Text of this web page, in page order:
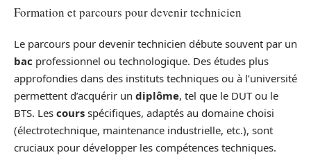
Formation et parcours pour devenir technicien
Le parcours pour devenir technicien débute souvent par un
bac professionnel ou technologique. Des études plus
approfondies dans des instituts techniques ou à l’université
permettent d’acquérir un diplôme, tel que le DUT ou le
BTS. Les cours spécifiques, adaptés au domaine choisi
(électrotechnique, maintenance industrielle, etc.), sont
cruciaux pour développer les compétences techniques.